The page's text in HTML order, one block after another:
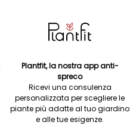
Plantfit, la nostra app anti-
spreco
Ricevi una consulenza
personalizzata per scegliere le
piante più adatte al tuo giardino
e alle tue esigenze.